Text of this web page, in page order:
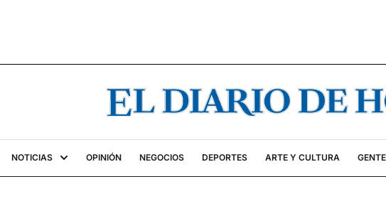
NOTICIAS OPINIÓN NEGOCIOS DEPORTES ARTE Y CULTURA